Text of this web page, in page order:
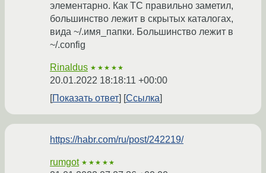
элементарно. Как ТС правильно заметил,
большинство лежит в скрытых каталогах,
вида ~/.имя_папки. Большинство лежит в
~/.config
Rinaldus ★★★★★
20.01.2022 18:18:11 +00:00
Показать ответ
Ссылка
https://habr.com/ru/post/242219/
rumgot ★★★★★